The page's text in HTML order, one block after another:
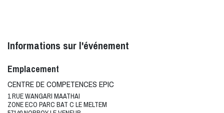
Informations sur l'événement
Emplacement
CENTRE DE COMPETENCES EPIC
1 RUE WANGARI MAATHAI
ZONE ECO PARC BAT C LE MELTEM